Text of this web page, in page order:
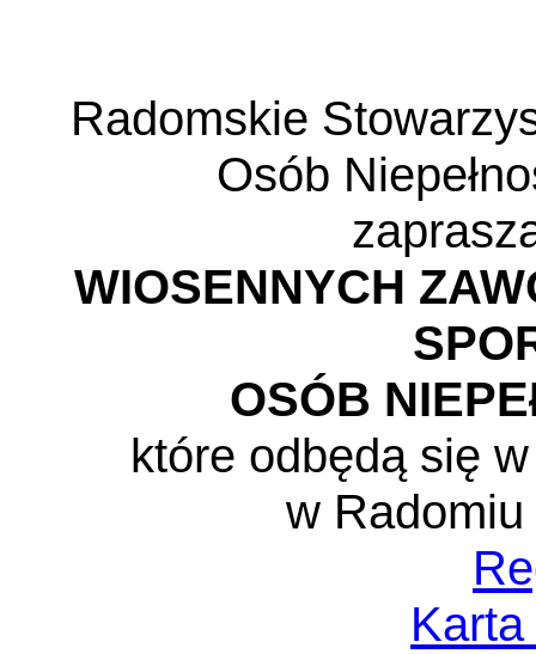
Radomskie
Osób
WIOSENNYCH
OSÓB
które odbędą się
w
Karta